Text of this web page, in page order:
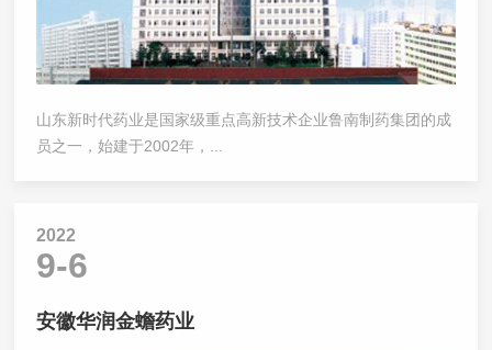
山东新时代药业是国家级重点高新技术企业鲁南制药集团的成
员之一，始建于2002年，...
2022
9-6
安徽华润金蟾药业